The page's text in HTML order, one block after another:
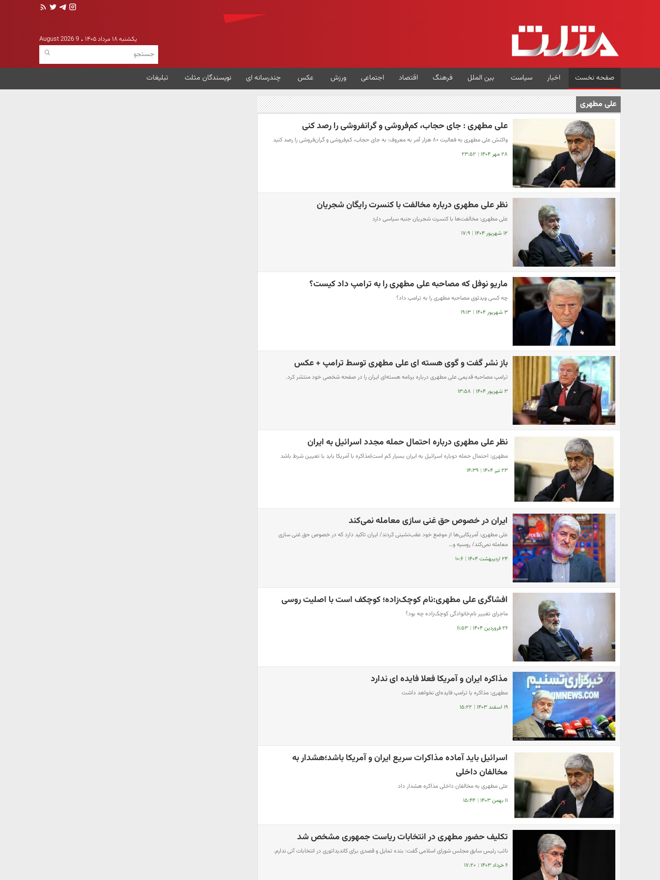
یکشنبه ۱۸ مرداد ۱۴۰۵ 9 August 2026
صفحه نخست اخبار سیاست بین الملل فرهنگ اقتصاد اجتماعی ورزش عکس چندرسانه ای نویسندگان مثلث تبلیغات
علی مطهری
علی مطهری : جای حجاب، کم‌فروشی و گرانفروشی را رصد کنی
واکنش علی مطهری به فعالیت ۸۰ هزار آمر به معروف: به جای حجاب، کم‌فروشی و گران‌فروشی را رصد کنید
۲۸ مهر ۱۴۰۴ | ۲۳:۵۲
نظر علی مطهری درباره مخالفت با کنسرت رایگان شجریان
علی مطهری: مخالفت‌ها با کنسرت شجریان جنبه سیاسی دارد
۱۲ شهریور ۱۴۰۴ | ۱۷:۹
ماریو نوفل که مصاحبه علی مطهری را به ترامپ داد کیست؟
چه کسی ویدئوی مصاحبه مطهری را به ترامپ داد؟
۳ شهریور ۱۴۰۴ | ۱۹:۱۳
باز نشر گفت و گوی هسته ای علی مطهری توسط ترامپ + عکس
ترامپ مصاحبه قدیمی علی مطهری درباره برنامه هسته‌ای ایران را در صفحه شخصی خود منتشر کرد.
۳ شهریور ۱۴۰۴ | ۱۳:۵۸
نظر علی مطهری درباره احتمال حمله مجدد اسرائیل به ایران
مطهری: احتمال حمله دوباره اسرائیل به ایران بسیار کم است|مذاکره با آمریکا باید با تعیین شرط باشد
۲۳ تیر ۱۴۰۴ | ۱۴:۳۹
ایران در خصوص حق غنی سازی معامله نمی‌کند
علی مطهری: آمریکایی‌ها از موضع خود عقب‌نشینی کردند/ ایران تاکید دارد که در خصوص حق غنی سازی
معامله نمی‌کند/ روسیه و…
۲۴ اردیبهشت ۱۴۰۴ | ۱۰:۶
افشاگری علی مطهری:نام‌ کوچک‌زاده؛ کوچکف است با اصلیت روسی
ماجرای تغییر نام‌خانوادگی کوچک‌زاده چه بود؟
۲۶ فروردین ۱۴۰۴ | ۱۱:۵۳
مذاکره ایران و آمریکا فعلا فایده ای ندارد
مطهری: مذاکره با ترامپ فایده‌ای نخواهد داشت
۱۹ اسفند ۱۴۰۳ | ۱۵:۲۲
اسرائیل باید آماده مذاکرات سریع ایران و آمریکا باشد؛هشدار به
مخالفان داخلی
علی مطهری به مخالفان داخلی مذاکره هشدار داد
۱۱ بهمن ۱۴۰۳ | ۱۵:۴۴
تکلیف حضور مطهری در انتخابات ریاست جمهوری مشخص شد
نائب رئیس سابق مجلس شورای اسلامی گفت: بنده تمایل و قصدی برای کاندیداتوری در انتخابات آتی ندارم.
۶ خرداد ۱۴۰۳ | ۱۷:۲۰